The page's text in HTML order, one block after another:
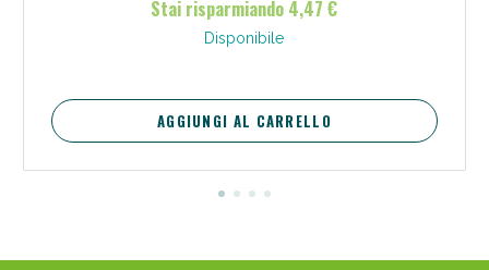
Stai risparmiando 4,47 €
Disponibile
AGGIUNGI AL CARRELLO